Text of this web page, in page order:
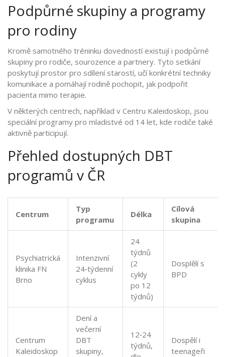
Podpůrné skupiny a programy
pro rodiny
Kromě samotného tréninku dovedností existují i podpůrné
skupiny pro rodiče, sourozence a partnery. Tyto setkání
poskytují prostor pro sdílení starostí, učí konkrétní techniky
komunikace a pomáhají rodině pochopit, jak podpořit
pacienta mimo terapie.
V některých centrech, například v Centru Kaleidoskop, jsou
speciální programy pro mladistvé od 14 let, kde rodiče také
aktivně participují.
Přehled dostupných DBT
programů v ČR
Centrum
Typ
programu
Délka
Cílová
skupina
Psychiatrická
klinika FN
Brno
Intenzivní
24‑týdenní
cyklus
24
týdnů
(2
cykly
po 12
týdnů)
Dosplělí s
BPD
Centrum
Kaleidoskop
Dení a
večerní
DBT
skupiny,
12‑24
týdnů,
Dospělí i
teenageři